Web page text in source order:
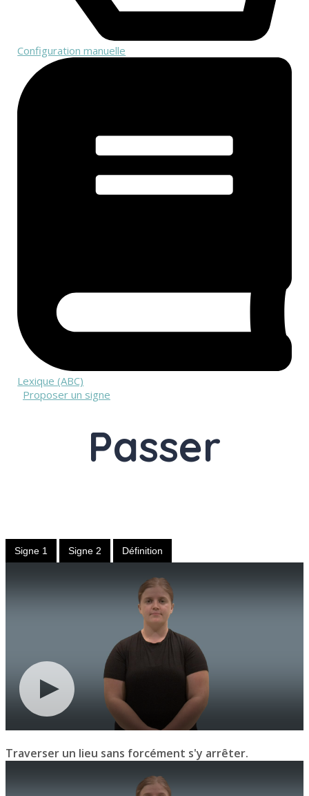
Configuration manuelle
Lexique (ABC)
Proposer un signe
Passer
Signe 1 Signe 2 Définition
Traverser un lieu sans forcément s'y arrêter.